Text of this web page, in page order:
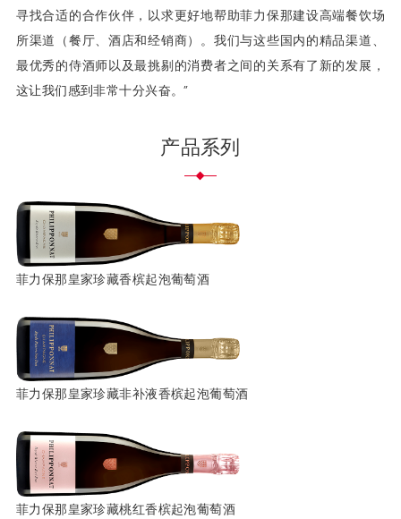
寻找合适的合作伙伴，以求更好地帮助菲力保那建设高端餐饮场
所渠道（餐厅、酒店和经销商）。我们与这些国内的精品渠道、
最优秀的侍酒师以及最挑剔的消费者之间的关系有了新的发展，
这让我们感到非常十分兴奋。”
产品系列
菲力保那皇家珍藏香槟起泡葡萄酒
菲力保那皇家珍藏非补液香槟起泡葡萄酒
菲力保那皇家珍藏桃红香槟起泡葡萄酒